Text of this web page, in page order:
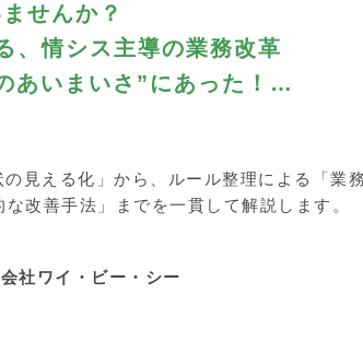
せんか？
、情シス主導の業務改革
あいまいさ”にあった！
理×自動化の進め方～
見える化」から、ルール整理による「業
改善手法」までを一貫して解説します。
社ワイ・ビー・シー